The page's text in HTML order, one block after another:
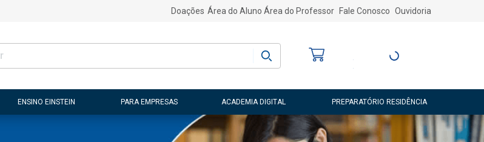
Doações Área do Aluno Área do Professor Fale Conosco Ouvidoria
Entre ou Cadastre-
ENSINO EINSTEIN PARA EMPRESAS ACADEMIA DIGITAL PREPARATÓRIO RESIDÊNCIA